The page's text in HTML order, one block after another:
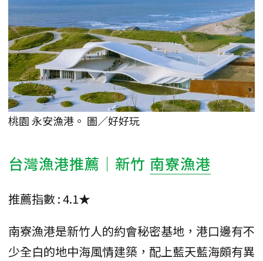
桃園 永安漁港。 圖／好好玩
台灣漁港推薦｜新竹 南寮漁港
推薦指數 : 4.1★
南寮漁港是新竹人的約會秘密基地，港口邊有不
少全白的地中海風情建築，配上藍天藍海頗有異